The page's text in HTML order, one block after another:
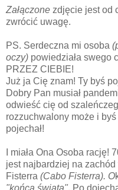
Załączone zdjęcie jest od
zwrócić uwagę.
PS. Serdeczna mi osoba
oczy) powiedziała swego
PRZEZ CIEBIE!
Już ja Cię znam! Ty byś
Dobry Pan musiał
odwieść cię od
rozzuchwalony może i
pojechał!
I miała Ona Osoba
jest najbardziej na
Fisterra (Cabo Fisterra). O
"końca świata". Po